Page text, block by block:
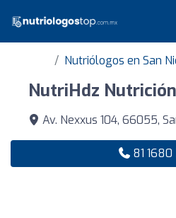
Nutriólogos en San
NutriHdz
Av. Nexxus 104, 66055,
81 1680